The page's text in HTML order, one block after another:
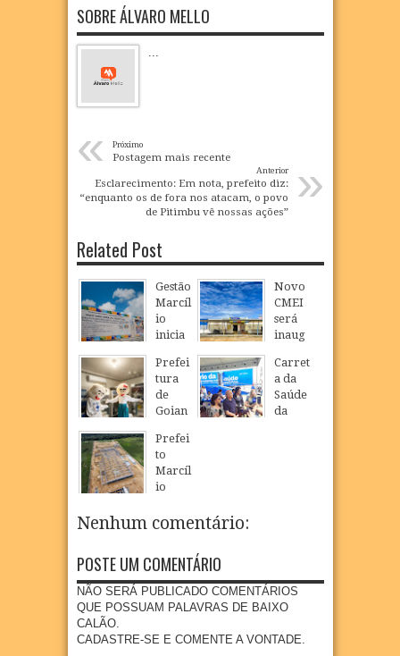
SOBRE ÁLVARO MELLO
...
« Próximo
Postagem mais recente »
Anterior
Esclarecimento: Em nota, prefeito diz:
“enquanto os de fora nos atacam, o povo
de Pitimbu vê nossas ações”
Related Post
Gestão
Marcíl
io
inicia
ução
de
nova
escola
públic
a com
piscin
a e
Povoa
São
nço
07 Aug
Novo
CMEI
será
inaug
em
São
Loure
nço e
Prefei
tura
de
Goian
realiz
a
Camp
anha
Multiv
ão
para
crianç
as e
centes
Carret
a da
Saúde
da
preve
nção e
óstico
Prefei
to
Marcíl
io
visita
Dragã
o e
acom
panha
impla
ntação
Nenhum comentário:
POSTE UM COMENTÁRIO
NÃO SERÁ PUBLICADO COMENTÁRIOS
QUE POSSUAM PALAVRAS DE BAIXO
CALÃO.
CADASTRE-SE E COMENTE A VONTADE.